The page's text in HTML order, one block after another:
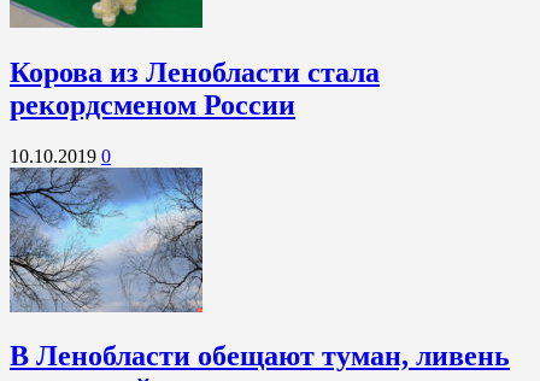
Корова из Ленобласти стала
рекордсменом России
10.10.2019 0
В Ленобласти обещают туман, ливень